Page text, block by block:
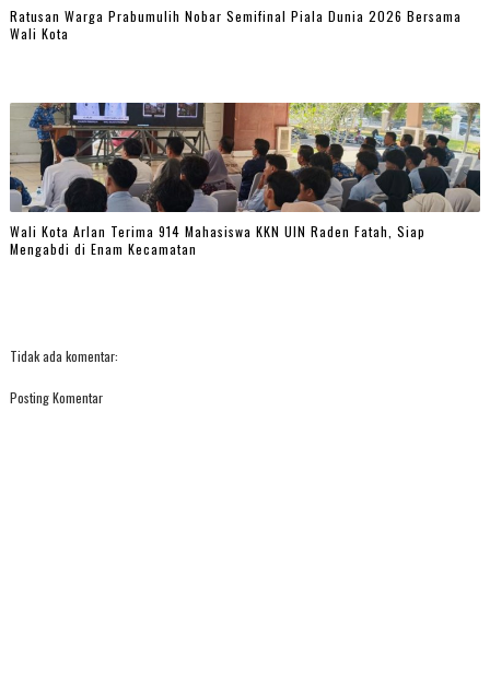
Ratusan Warga Prabumulih Nobar Semifinal Piala Dunia 2026 Bersama
Wali Kota
Wali Kota Arlan Terima 914 Mahasiswa KKN UIN Raden Fatah, Siap
Mengabdi di Enam Kecamatan
Tidak ada komentar:
Posting Komentar